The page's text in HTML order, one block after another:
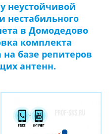
неустойчивой
нестабильного
в Домодедово
комплекта
базе репитеров
антенн.